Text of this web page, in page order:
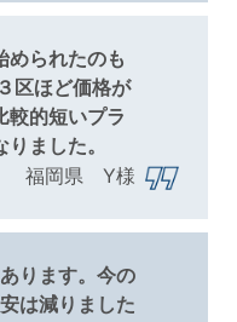
められたのも
区ほど価格が
較的短いプラ
ました。
福岡県 Y様
ります。今の
は減りました